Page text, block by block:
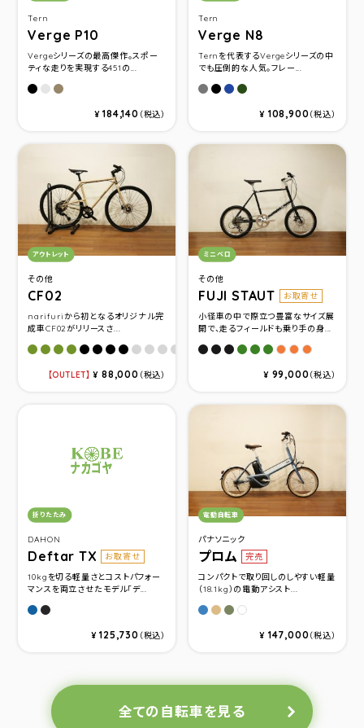
Tern
Verge P10
Vergeシリーズの最高傑作。スポー
ティな走りを実現する451の...
サタンブラック/ブラック(ブラック)
ダークシルバー/シルバー(シルバー)
ガンメタル/ガンメタル(ガンメタル)
¥184,140 （税込）
Tern
Verge N8
Ternを代表するVergeシリーズの中
でも圧倒的な人気。フレー...
サテンガンメタル/シルバー
サテンブラック/ブラック
ブルー/シルバー
グリーン/ガンメタル
¥ 108,900（税込）
その他
CF02
カテゴリ：
アウトレット
narifuriから初となるオリジナル完
成車CF02がリリースさ...
オリーブXS(475)
オリーブS(500)
オリーブM(525)
オリーブL(545)
ブラックXS(475)
ブラックS(500)
ブラックM(525)
ブラックL(545)
ライトグレーXS(475)
ライトグレーS(500)
ライトグレーM(525)
ライトグレーL(545)
デザート(ベージュ)XS(475)
デザート(ベージュ)S(500)
デザート(ベージュ
デザート(ベージュ
OUTLET ¥ 88,000 （税込）
その他
FUJI STAUT お取寄せ
カテゴリ：
ミニベロ
小径車の中で際立つ豊富なサイズ展
開で、走るフィールドも乗り手の身...
Gem Black(サイズ440mm)
Gem Black(サイズ
Gem Black(サイズ
Seaweed(サイズ
Seaweed(サイズ
Seaweed(サイ
Retro
Retro
Retro
¥ 99,000（税込）
DAHON
Deftar TX お取寄せ
カテゴリ：
折りたたみ
10kgを切る軽量さとコストパフォー
マンスを両立させたモデル「デ...
アッシュブルー
ファントムブラック
¥125,730 （税込）
パナソニック
プロム 完売
カテゴリ：
電動自転車
コンパクトで取り回しのしやすい軽量
（18.1kg）の電動アシスト...
パールバイスブルー
ライトフォーンベージュ
マットオリーブ
クリスタルホワイト
¥ 147,000（税込）
全ての自転車を見る